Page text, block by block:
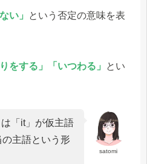
い」
という否定の意味を表
をする」「いつわる」
とい
satomi
は「it」が仮主語
主語という形